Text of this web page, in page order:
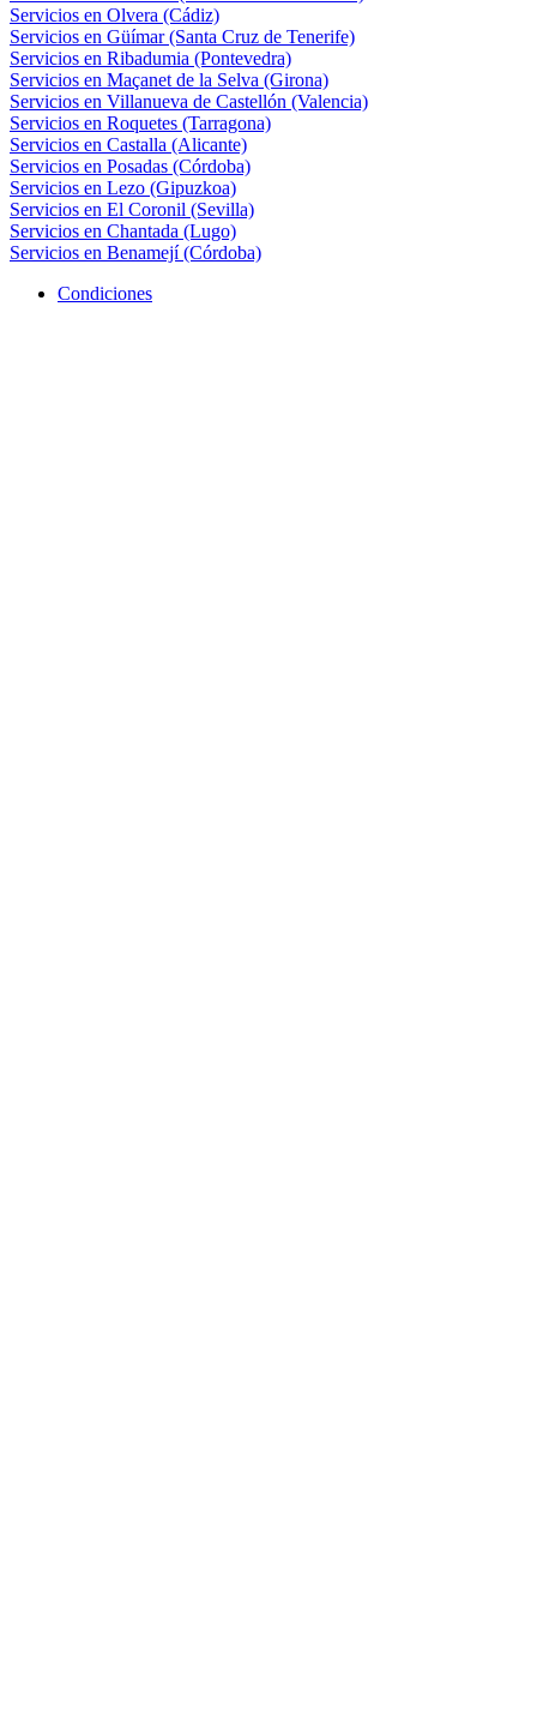
Servicios en Olvera (Cádiz)
Servicios en Güímar (Santa Cruz de Tenerife)
Servicios en Ribadumia (Pontevedra)
Servicios en Maçanet de la Selva (Girona)
Servicios en Villanueva de Castellón (Valencia)
Servicios en Roquetes (Tarragona)
Servicios en Castalla (Alicante)
Servicios en Posadas (Córdoba)
Servicios en Lezo (Gipuzkoa)
Servicios en El Coronil (Sevilla)
Servicios en Chantada (Lugo)
Servicios en Benamejí (Córdoba)
Condiciones